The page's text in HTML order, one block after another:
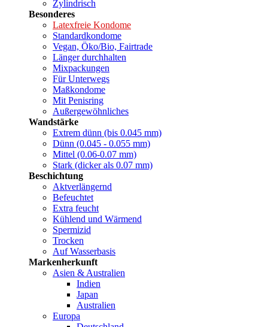
Zylindrisch
Besonderes
Latexfreie Kondome
Standardkondome
Vegan, Öko/Bio, Fairtrade
Länger durchhalten
Mixpackungen
Für Unterwegs
Maßkondome
Mit Penisring
Außergewöhnliches
Wandstärke
Extrem dünn (bis 0.045 mm)
Dünn (0.045 - 0.055 mm)
Mittel (0.06-0.07 mm)
Stark (dicker als 0.07 mm)
Beschichtung
Aktverlängernd
Befeuchtet
Extra feucht
Kühlend und Wärmend
Spermizid
Trocken
Auf Wasserbasis
Markenherkunft
Asien & Australien
Indien
Japan
Australien
Europa